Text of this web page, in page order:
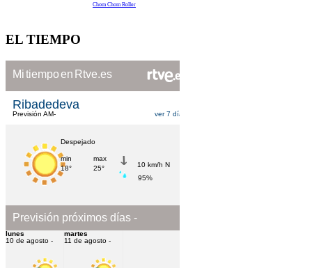
Chom Chom Roller
EL TIEMPO